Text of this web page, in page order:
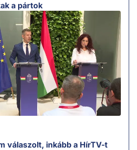
a pártok
válaszolt, inkább a HírTV-t